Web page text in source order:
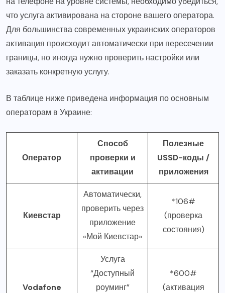
что услуга активирована на стороне вашего оператора.
Для большинства современных украинских операторов
активация происходит автоматически при пересечении
границы, но иногда нужно проверить настройки или
заказать конкретную услугу.
В таблице ниже приведена информация по основным
операторам в Украине:
Оператор
Способ
проверки и
активации
Полезные
USSD-коды /
приложения
Киевстар
Автоматически,
проверить через
приложение
«Мой Киевстар»
*106#
(проверка
состояния)
Vodafone
Услуга
“Доступный
роуминг”
*600#
(активация